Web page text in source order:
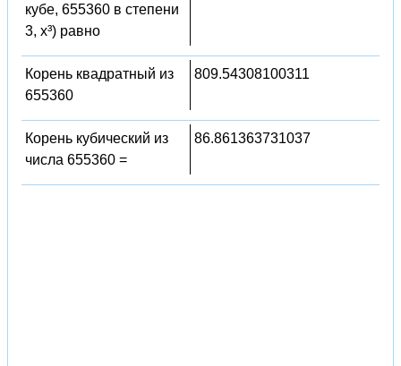
кубе, 655360 в степени
3, x³) равно
Корень квадратный из
655360
809.54308100311
Корень кубический из
числа 655360 =
86.861363731037